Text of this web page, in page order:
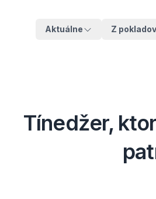
Aktuálne Z
Tínedžer,